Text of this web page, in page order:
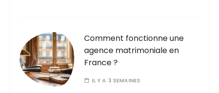
Comment fonctionne une
agence matrimoniale en
France ?
IL Y A 3 SEMAINES